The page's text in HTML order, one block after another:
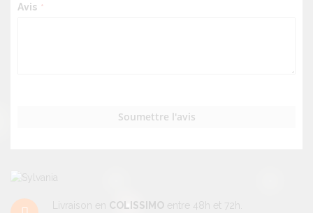
Livraison en COLISSIMO entre 48h et 72h.
Avis
Soumettre l'avis